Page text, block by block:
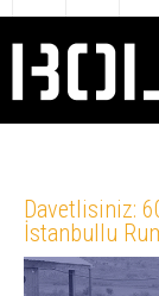
a
Davetlisiniz:
İstanbullu